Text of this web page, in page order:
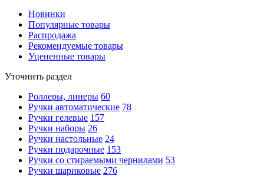
Новинки
Популярные товары
Распродажа
Рекомендуемые товары
Уцененные товары
Уточнить раздел
Роллеры, линеры 60
Ручки автоматические 78
Ручки гелевые 157
Ручки наборы 26
Ручки настольные 24
Ручки подарочные 153
Ручки со стираемыми чернилами 53
Ручки шариковые 276